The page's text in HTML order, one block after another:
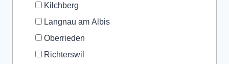
Kilchberg
Langnau am Albis
Oberrieden
Richterswil